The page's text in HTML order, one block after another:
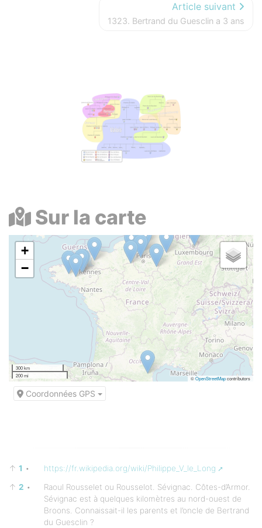
Article suivant
1323. Bertrand du Guesclin a 3 ans
Sur la carte
+
−
300 km
200 mi
©OpenStreetMapcontributors
Coordonnées GPS
↑ 1 •
https://fr.wikipedia.org/wiki/Philippe_V_le_Long
↑ 2 •
Raoul Rousselet ou Rousselot. Sévignac. Côtes-d’Armor.
Sévignac est à quelques kilomètres au nord-ouest de
Broons. Connaissait-il les parents et l’oncle de Bertrand
du Guesclin ?